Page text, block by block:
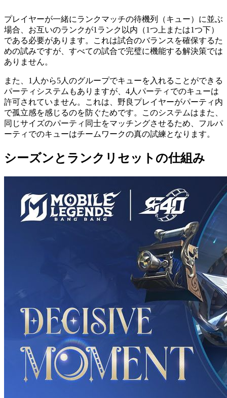
プレイヤーが一緒にランクマッチの待機列（キュー）に並ぶ
場合、お互いのランクが1ランク以内（1つ上または1つ下）
である必要があります。これは試合のバランスを確保するた
めの試みですが、すべての試合で完璧に機能する解決策では
ありません。
また、1人から5人のグループでキューを入れることができる
パーティシステムもありますが、4人パーティでのキューは
許可されていません。これは、野良プレイヤーがパーティ内
で孤立感を感じるのを防ぐためです。このシステムはまた、
同じサイズのパーティ同士をマッチングさせるため、フルパ
ーティでのキューはチームワークの真の試練となります。
シーズンとランクリセットの仕組み